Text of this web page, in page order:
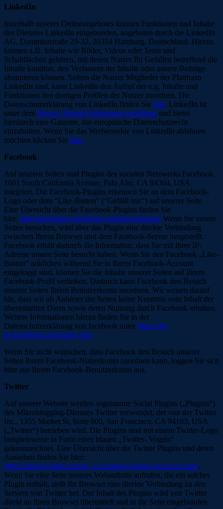
LinkedIn
Innerhalb unseres Onlineangebotes können Funktionen und Inhalte
des Dienstes LinkedIn eingebunden, angeboten durch die LinkedIn
AG, Dammtorstraße 29-32, 20354 Hamburg, Deutschland. Hierzu
können z.B. Inhalte wie Bilder, Videos oder Texte und
Schaltflächen gehören, mit denen Nutzer Ihr Gefallen betreffend die
Inhalte kundtun, den Verfassern der Inhalte oder unsere Beiträge
abonnieren können. Sofern die Nutzer Mitglieder der Plattform
LinkedIn sind, kann LinkedIn den Aufruf der o.g. Inhalte und
Funktionen den dortigen Profilen der Nutzer zuordnen. Die
Datenschutzerklärung von LinkedIn finden Sie hier. LinkedIn ist
unter dem Privacy-Shield-Abkommen zertifiziertund bietet
hierdurch eine Garantie, das europäische Datenschutzrecht
einzuhalten. Wenn Sie das Werbecookie von LinkedIn ablehnen
möchten klicken Sie hier.
Facebook
Auf unseren Seiten sind Plugins des sozialen Netzwerks Facebook,
1601 South California Avenue, Palo Alto, CA 94304, USA
integriert. Die Facebook-Plugins erkennen Sie an dem Facebook-
Logo oder dem “Like-Button” (“Gefällt mir“) auf unserer Seite.
Eine Übersicht über die Facebook-Plugins finden Sie
hier: http://developers.facebook.com/docs/plugins/Wenn Sie unsere
Seiten besuchen, wird über das Plugin eine direkte Verbindung
zwischen Ihrem Browser und dem Facebook-Server hergestellt.
Facebook erhält dadurch die Information, dass Sie mit Ihrer IP-
Adresse unsere Seite besucht haben. Wenn Sie den Facebook „Like-
Button“ anklicken während Sie in Ihrem Facebook-Account
eingeloggt sind, können Sie die Inhalte unserer Seiten auf Ihrem
Facebook-Profil verlinken. Dadurch kann Facebook den Besuch
unserer Seiten Ihrem Benutzerkonto zuordnen. Wir weisen darauf
hin, dass wir als Anbieter der Seiten keine Kenntnis vom Inhalt der
übermittelten Daten sowie deren Nutzung durch Facebook erhalten.
Weitere Informationen hierzu finden Sie in der
Datenschutzerklärung von facebook unter https://de-
de.facebook.com/policy.php
Wenn Sie nicht wünschen, dass Facebook den Besuch unserer
Seiten Ihrem Facebook-Nutzerkonto zuordnen kann, loggen Sie sich
bitte aus Ihrem Facebook-Benutzerkonto aus.
Twitter
Auf unserer Website werden sogenannte Social Plugins („Plugins“)
des Mikroblogging-Dienstes Twitter verwendet, der von der Twitter
Inc., 1355 Market St, Suite 900, San Francisco, CA 94103, USA
(„Twitter“) betrieben wird. Die Plugins sind mit einem Twitter-Logo
beispielsweise in Form eines blauen „Twitter- Vogels“
gekennzeichnet. Eine Übersicht über die Twitter Plugins und deren
Aussehen finden Sie hier:
https://about.twitter.com/en_us/company/brand-resources.html.
Wenn Sie eine Seite unseres Webauftritts aufrufen, die ein solches
Plugin enthält, stellt Ihr Browser eine direkte Verbindung zu den
Servern von Twitter her. Der Inhalt des Plugins wird von Twitter
direkt an Ihren Browser übermittelt und in die Seite eingebunden.